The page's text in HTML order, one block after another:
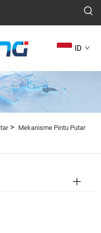
ID
> Mekanisme Pintu Putar